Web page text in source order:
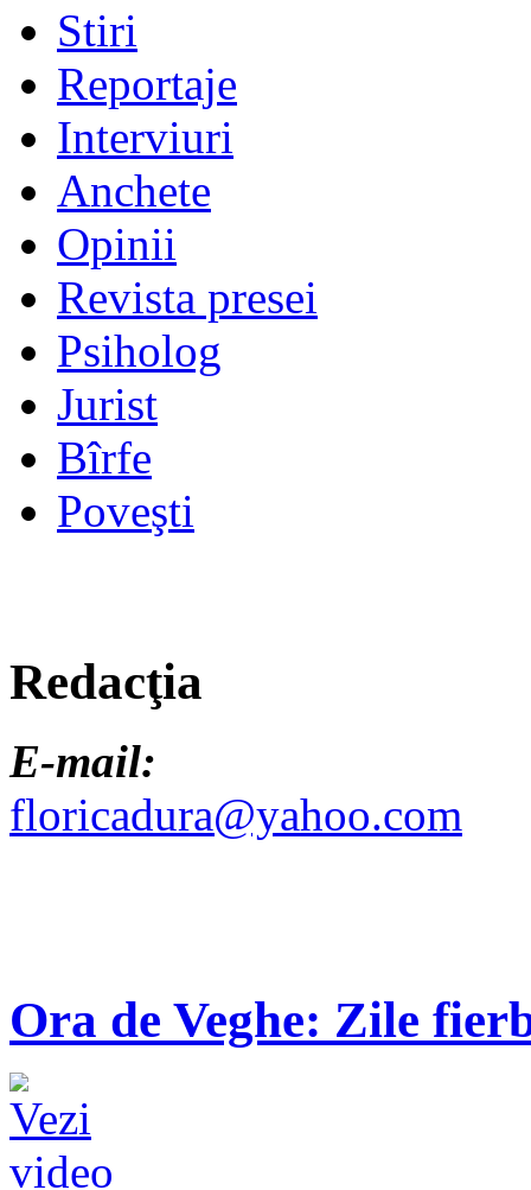
Stiri
Reportaje
Interviuri
Anchete
Opinii
Revista presei
Psiholog
Jurist
Bîrfe
Poveşti
Redacţia
E-mail:
floricadura@yahoo.com
Ora de Veghe: Zile